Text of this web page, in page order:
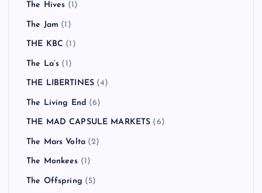
The Hives (1)
The Jam (1)
THE KBC (1)
The La’s (1)
THE LIBERTINES (4)
The Living End (6)
THE MAD CAPSULE MARKETS (6)
The Mars Volta (2)
The Monkees (1)
The Offspring (5)